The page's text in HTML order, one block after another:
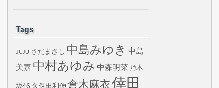
Tags
JUJU さだまさし 中島みゆき 中島
美嘉 中村あゆみ 中森明菜 乃木
坂46 久保田利伸 倉木麻衣倖田